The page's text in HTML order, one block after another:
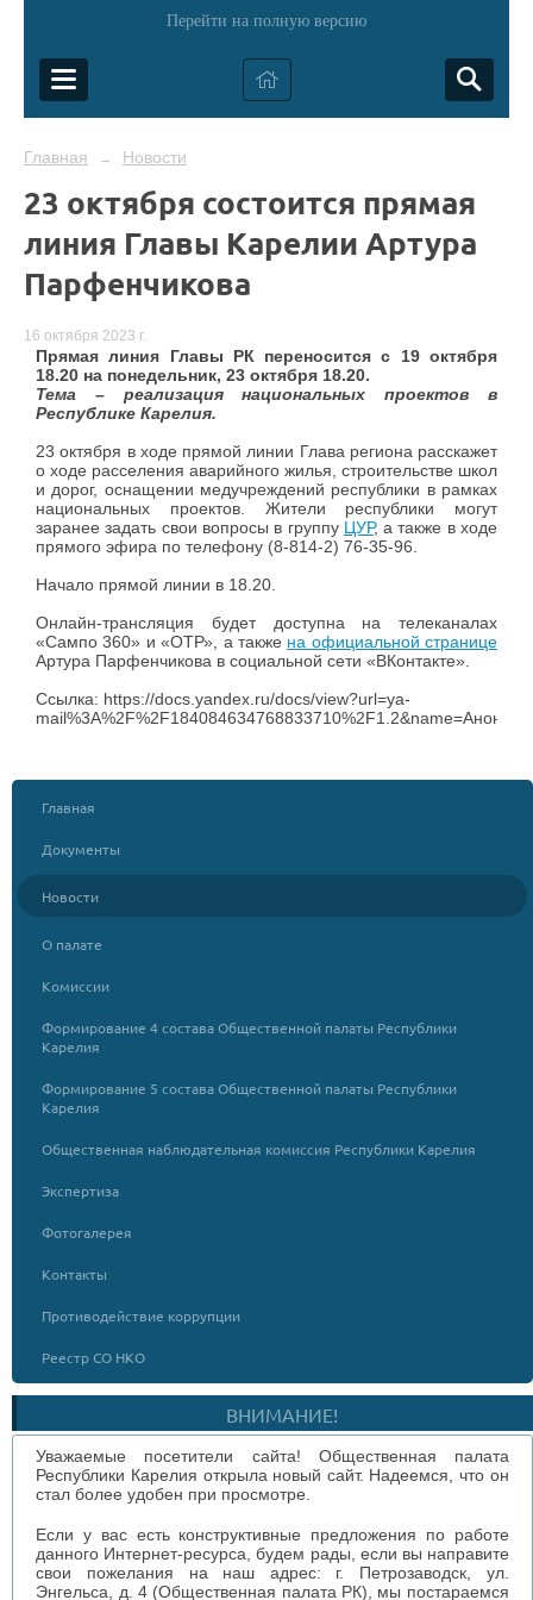
Перейти на полную версию
Главная → Новости
23 октября состоится прямая
линия Главы Карелии Артура
Парфенчикова
16 октября 2023 г.
Прямая линия Главы РК переносится с 19 октября
18.20 на понедельник, 23 октября 18.20.
Тема – реализация национальных проектов в
Республике Карелия.
23 октября в ходе прямой линии Глава региона расскажет
о ходе расселения аварийного жилья, строительстве школ
и дорог, оснащении медучреждений республики в рамках
национальных проектов. Жители республики могут
заранее задать свои вопросы в группу ЦУР, а также в ходе
прямого эфира по телефону (8-814-2) 76-35-96.
Начало прямой линии в 18.20.
Онлайн-трансляция будет доступна на телеканалах
«Сампо 360» и «ОТР», а также на официальной странице
Артура Парфенчикова в социальной сети «ВКонтакте».
Ссылка: https://docs.yandex.ru/docs/view?url=ya-
Главная
Документы
Новости
О палате
Комиссии
Формирование 4 состава Общественной палаты Республики
Карелия
Формирование 5 состава Общественной палаты Республики
Карелия
Общественная наблюдательная комиссия Республики Карелия
Экспертиза
Фотогалерея
Контакты
Противодействие коррупции
Реестр СО НКО
ВНИМАНИЕ!
Уважаемые посетители сайта! Общественная палата
Республики Карелия открыла новый сайт. Надеемся, что он
стал более удобен при просмотре.
Если у вас есть конструктивные предложения по работе
данного Интернет-ресурса, будем рады, если вы направите
свои пожелания на наш адрес: г. Петрозаводск, ул.
Энгельса, д. 4 (Общественная палата РК), мы постараемся